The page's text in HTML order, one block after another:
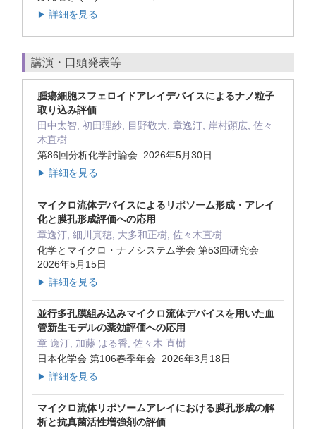
▶ 詳細を見る
講演・口頭発表等
腫瘍細胞スフェロイドアレイデバイスによるナノ粒子
取り込み評価
田中太智, 初田理紗, 目野敬大, 章逸汀, 岸村顕広, 佐々
木直樹
第86回分析化学討論会 2026年5月30日
▶ 詳細を見る
マイクロ流体デバイスによるリポソーム形成・アレイ
化と膜孔形成評価への応用
章逸汀, 細川真穂, 大多和正樹, 佐々木直樹
化学とマイクロ・ナノシステム学会 第53回研究会
2026年5月15日
▶ 詳細を見る
並行多孔膜組み込みマイクロ流体デバイスを用いた血
管新生モデルの薬効評価への応用
章 逸汀, 加藤 はる香, 佐々木 直樹
日本化学会 第106春季年会 2026年3月18日
▶ 詳細を見る
マイクロ流体リポソームアレイにおける膜孔形成の解
析と抗真菌活性増強剤の評価